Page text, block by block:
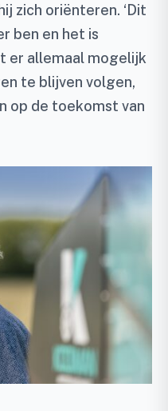
zich oriënteren. ‘Dit
ben en het is
er allemaal mogelijk
te blijven volgen,
op de toekomst van